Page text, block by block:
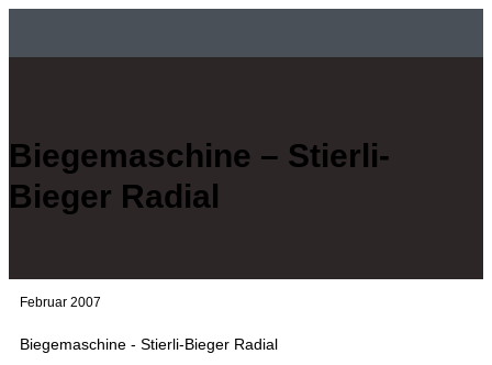
Biegemaschine – Stierli-
Bieger Radial
Februar 2007
Biegemaschine - Stierli-Bieger Radial